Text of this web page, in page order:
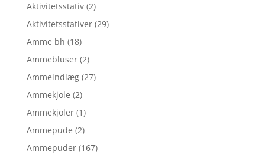
Aktivitetsstativ (2)
Aktivitetsstativer (29)
Amme bh (18)
Ammebluser (2)
Ammeindlæg (27)
Ammekjole (2)
Ammekjoler (1)
Ammepude (2)
Ammepuder (167)